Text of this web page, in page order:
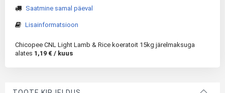
Saatmine samal päeval
Lisainformatsioon
Chicopee CNL Light Lamb & Rice koeratoit 15kg järelmaksuga
alates 1,19 € / kuus